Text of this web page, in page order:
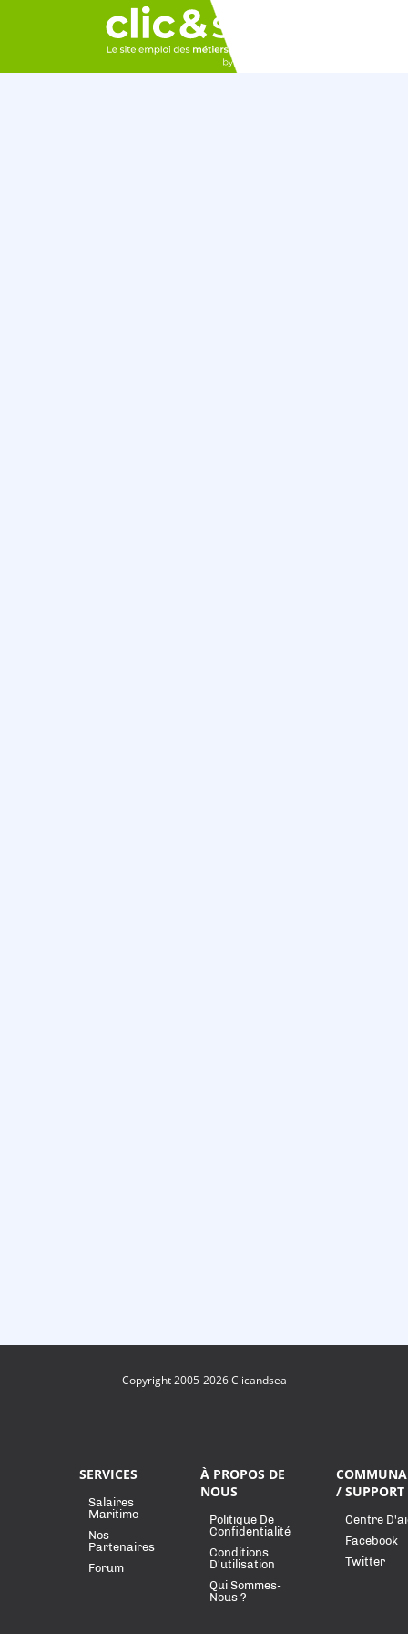
Copyright 2005-2026 Clicandsea
SERVICES
Salaires
Maritime
Nos
Partenaires
Forum
À PROPOS DE
NOUS
Politique De
Confidentialité
Conditions
D'utilisation
Qui Sommes-
Nous ?
/ SUPPORT
Centre
Facebook
Twitter